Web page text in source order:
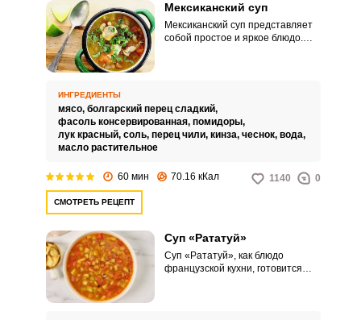
Мексиканский суп
Мексиканский суп представляет
собой простое и яркое блюдо.
ИНГРЕДИЕНТЫ
мясо, болгарский перец сладкий,
фасоль консервированная, помидоры,
лук красный, соль, перец чили, кинза, чеснок, вода,
масло растительное
60 мин 70.16 кКал 1140 0
СМОТРЕТЬ РЕЦЕПТ
Суп «Рататуй»
Суп «Рататуй», как блюдо
французской кухни, готовится